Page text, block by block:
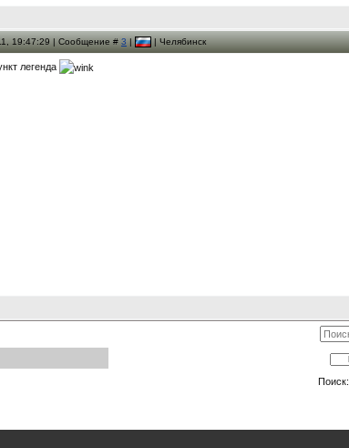
19:47:29 | Сообщение #3| | Челябинск
легенда
Поиск: